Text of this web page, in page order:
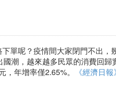
單呢？疫情間大家閉門不出
潮，越來越多民眾的消費回
年增率僅2.65%。
《經濟日